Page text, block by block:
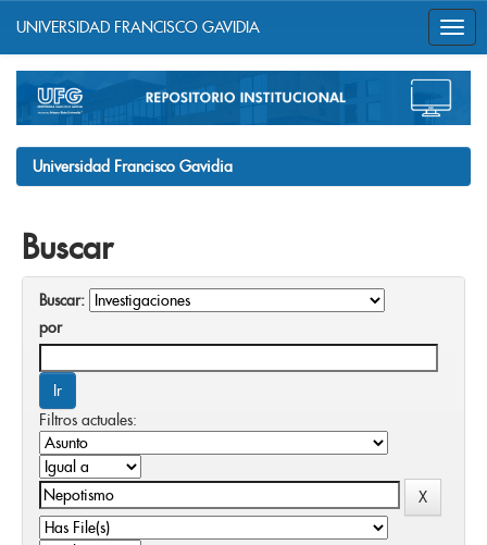
navigation
UNIVERSIDAD FRANCISCO GAVIDIA
Universidad Francisco Gavidia
Buscar
Buscar:
por
Filtros actuales: